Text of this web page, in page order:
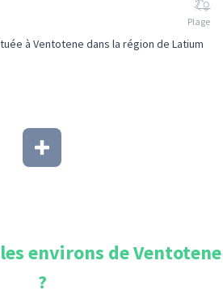
Plage
à Ventotene dans la région de Latium
environs deVentotene
?